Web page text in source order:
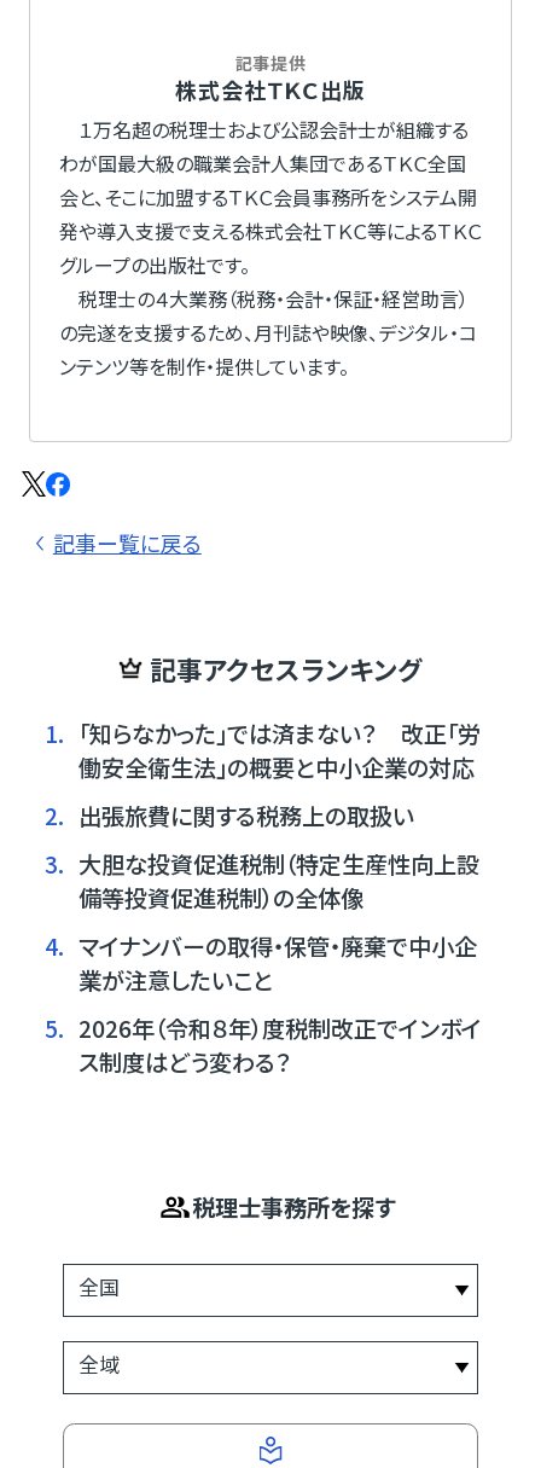
記事提供
株式会社ＴＫＣ出版
１万名超の税理士および公認会計士が組織する
わが国最大級の職業会計人集団であるＴＫＣ全国
会と、そこに加盟するＴＫＣ会員事務所をシステム開
発や導入支援で支える株式会社ＴＫＣ等によるＴＫＣ
グループの出版社です。
税理士の４大業務（税務・会計・保証・経営助言）
の完遂を支援するため、月刊誌や映像、デジタル・コ
ンテンツ等を制作・提供しています。
記事ー覧に戻る
記事アクセスランキング
1. 「知らなかった」では済まない？ 改正「労
働安全衛生法」の概要と中小企業の対応
2. 出張旅費に関する税務上の取扱い
3. 大胆な投資促進税制（特定生産性向上設
備等投資促進税制）の全体像
4. マイナンバーの取得・保管・廃棄で中小企
業が注意したいこと
5. 2026年（令和８年）度税制改正でインボイ
ス制度はどう変わる？
税理士事務所を探す